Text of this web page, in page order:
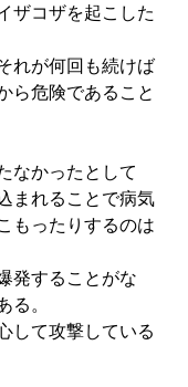
ザコザを起こした
れが何回も続けば
ら危険であること
なかったとして
まれることで病気
もったりするのは
発することがな
る。
して攻撃している